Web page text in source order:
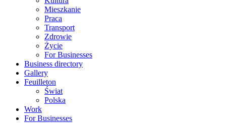
Mieszkanie
Praca
Transport
Zdrowie
Życie
For Businesses
Business directory
Gallery
Feuilleton
Świat
Polska
Work
For Businesses